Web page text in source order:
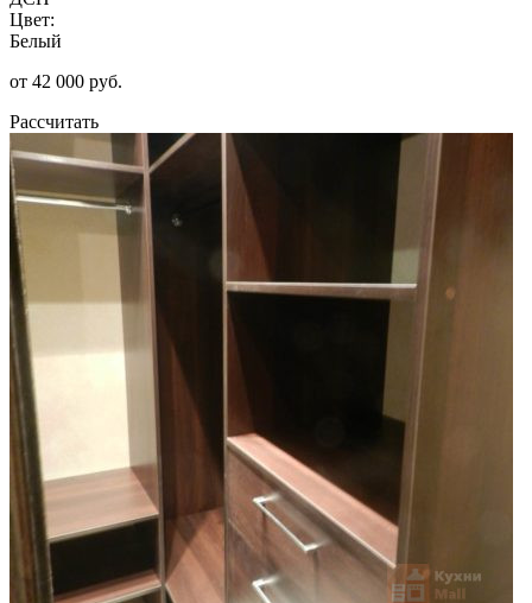
Цвет:
Белый
от 42 000 руб.
Рассчитать